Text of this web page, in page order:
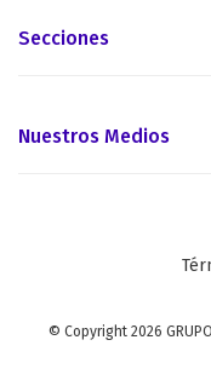
Secciones
Nuestros Medios
© Copyright 2026